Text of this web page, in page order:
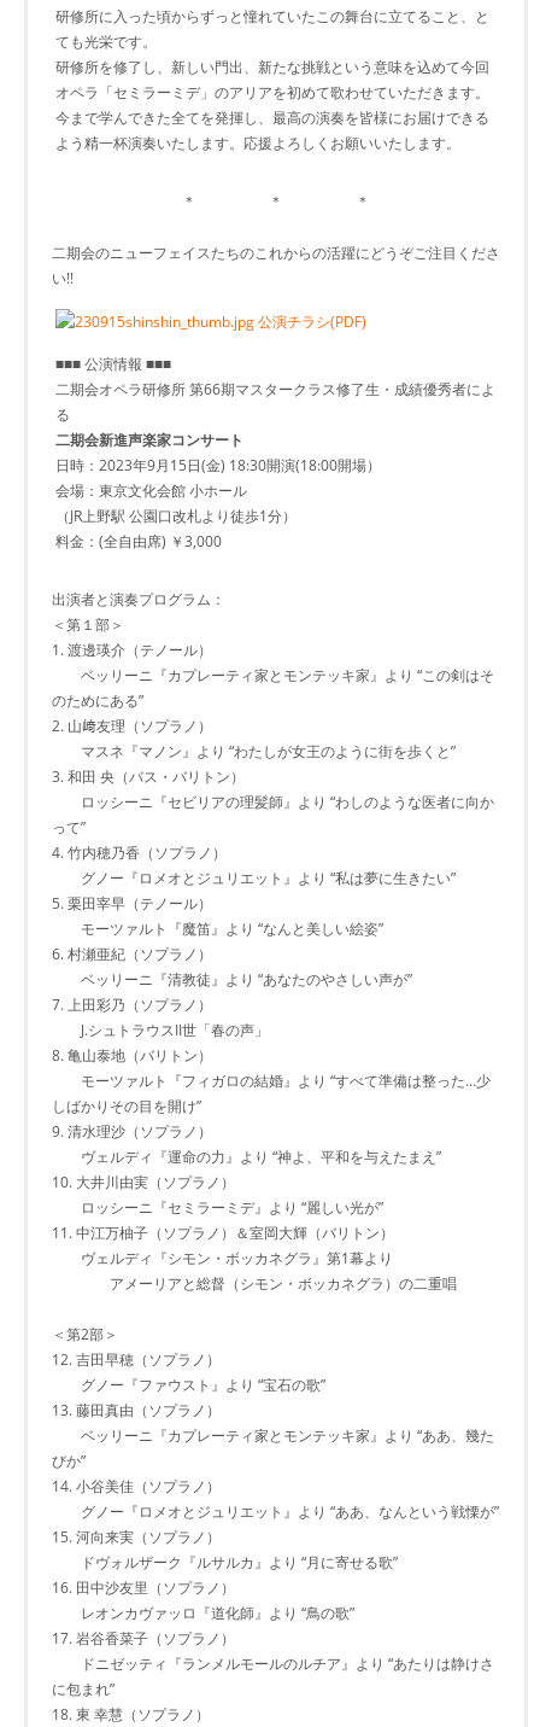
研修所に入った頃からずっと憧れていたこの舞台に立てること、と
ても光栄です。
研修所を修了し、新しい門出、新たな挑戦という意味を込めて今回
オペラ「セミラーミデ」のアリアを初めて歌わせていただきます。
今まで学んできた全てを発揮し、最高の演奏を皆様にお届けできる
よう精一杯演奏いたします。応援よろしくお願いいたします。
＊ ＊ ＊
二期会のニューフェイスたちのこれからの活躍にどうぞご注目くださ
い!!
公演チラシ(PDF)
■■■ 公演情報 ■■■
二期会オペラ研修所 第66期マスタークラス修了生・成績優秀者によ
る
二期会新進声楽家コンサート
日時：2023年9月15日(金) 18:30開演(18:00開場）
会場：東京文化会館 小ホール
（JR上野駅 公園口改札より徒歩1分）
料金：(全自由席) ￥3,000
出演者と演奏プログラム：
＜第１部＞
1. 渡邊瑛介（テノール）
ベッリーニ『カプレーティ家とモンテッキ家』より “この剣はそ
のためにある”
2. 山﨑友理（ソプラノ）
マスネ『マノン』より “わたしが女王のように街を歩くと”
3. 和田 央（バス・バリトン）
ロッシーニ『セビリアの理髪師』より “わしのような医者に向か
って”
4. 竹内穂乃香（ソプラノ）
グノー『ロメオとジュリエット』より “私は夢に生きたい”
5. 栗田宰早（テノール）
モーツァルト『魔笛』より “なんと美しい絵姿”
6. 村瀬亜紀（ソプラノ）
ベッリーニ『清教徒』より “あなたのやさしい声が”
7. 上田彩乃（ソプラノ）
J.シュトラウスII世「春の声」
8. 亀山泰地（バリトン）
モーツァルト『フィガロの結婚』より “すべて準備は整った…少
しばかりその目を開け”
9. 清水理沙（ソプラノ）
ヴェルディ『運命の力』より “神よ、平和を与えたまえ”
10. 大井川由実（ソプラノ）
ロッシーニ『セミラーミデ』より “麗しい光が”
11. 中江万柚子（ソプラノ）＆室岡大輝（バリトン）
ヴェルディ『シモン・ボッカネグラ』第1幕より
アメーリアと総督（シモン・ボッカネグラ）の二重唱
＜第2部＞
12. 吉田早穂（ソプラノ）
グノー『ファウスト』より “宝石の歌”
13. 藤田真由（ソプラノ）
ベッリーニ『カプレーティ家とモンテッキ家』より “ああ、幾た
びか”
14. 小谷美佳（ソプラノ）
グノー『ロメオとジュリエット』より “ああ、なんという戦慄が”
15. 河向来実（ソプラノ）
ドヴォルザーク『ルサルカ』より “月に寄せる歌”
16. 田中沙友里（ソプラノ）
レオンカヴァッロ『道化師』より “鳥の歌”
17. 岩谷香菜子（ソプラノ）
ドニゼッティ『ランメルモールのルチア』より “あたりは静けさ
に包まれ”
18. 東 幸慧（ソプラノ）